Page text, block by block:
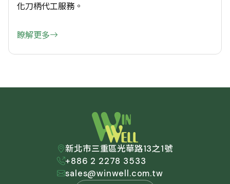
化刀柄代工服務。
瞭解更多
新北市三重區光華路13之1號
+886 2 2278 3533
sales@winwell.com.tw